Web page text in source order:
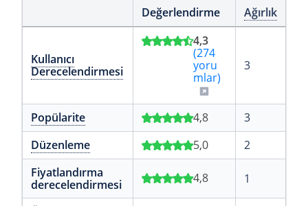
Değerlendirme Ağırlık
Kullanıcı
Derecelendirmesi
4,3
(274
yoru
mlar)
3
Popülarite 4,8
3
Düzenleme
5,0
2
Fiyatlandırma
derecelendirmesi
4,8 1